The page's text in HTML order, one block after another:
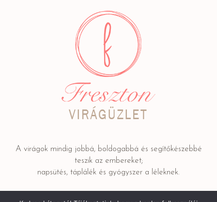
A virágok mindig jobbá, boldogabbá és segítőkészebbé
teszik az embereket;
napsütés, táplálék és gyógyszer a léleknek.